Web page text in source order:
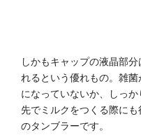
しかもキャップの液晶部
れるという優れもの。雑
になっていないか、しっ
先でミルクをつくる際に
のタンブラーです。